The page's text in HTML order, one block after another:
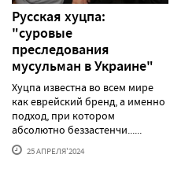
Русская хуцпа:
"суровые
преследования
мусульман в Украине"
Хуцпа известна во всем мире
как еврейский бренд, а именно
подход, при котором
абсолютно беззастенчи......
25 АПРЕЛЯ'2024